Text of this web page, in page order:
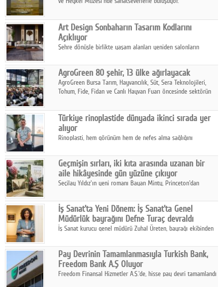
Art Design Sonbaharın Tasarım Kodlarını
Açıklıyor
Şehre dönüşle birlikte yaşam alanları yeniden salonların
sonbaharın tasarım kodlarını açıklıyor.
AgroGreen 80 şehir, 13 ülke ağırlayacak
AgroGreen Bursa Tarım, Hayvancılık, Süt, Sera Teknolojileri,
Tohum, Fide, Fidan ve Canlı Hayvan Fuarı öncesinde sektörün
Türkiye rinoplastide dünyada ikinci sırada yer
alıyor
Rinoplasti, hem görünüm hem de nefes alma sağlığını
biri konumunda.
Geçmişin sırları, iki kıta arasında uzanan bir
aile hikâyesinde gün yüzüne çıkıyor
Seçilay Yıldız'ın yeni romanı Bayan Minty, Princeton'dan
katmanlı bir aile hikâyesi anlatıyor.
İş Sanat'ta Yeni Dönem: İş Sanat'ta Genel
Müdürlük bayrağını Defne Turaç devraldı
İş Sanat kurucu genel müdürü Zuhal Üreten, bayrağı ekibinden
Pay Devrinin Tamamlanmasıyla Turkish Bank,
Freedom Bank A.Ş Oluyor
Freedom Finansal Hizmetler A.Ş.'de, hisse pay devri tamamlandı